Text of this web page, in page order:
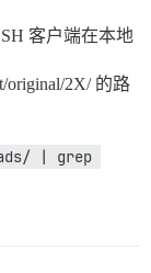
客户端在本地
original/2X/ 的路
| grep